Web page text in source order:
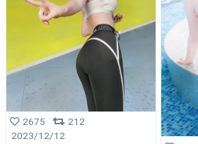
2675
212
2023/12/12